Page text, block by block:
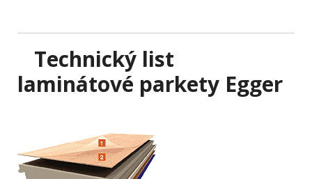
Technický list
laminátové parkety Egger